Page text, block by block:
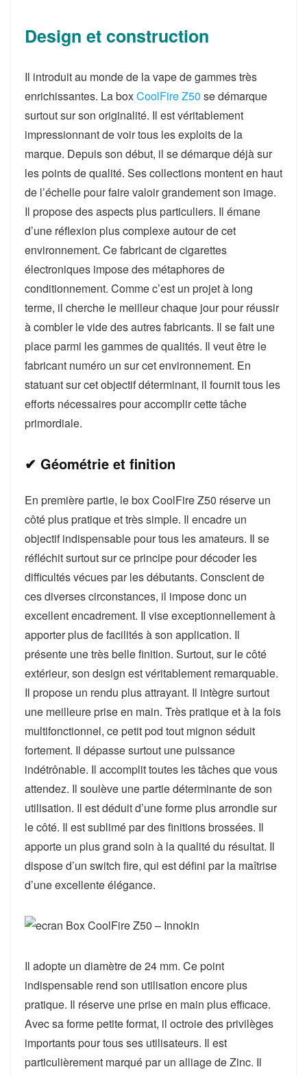
Design et construction
Il introduit au monde de la vape de gammes très
enrichissantes. La boxCoolFire Z50 se démarque
surtout sur son originalité. Il est véritablement
impressionnant de voir tous les exploits de la
marque. Depuis son début, il se démarque déjà sur
les points de qualité. Ses collections montent en haut
de l’échelle pour faire valoir grandement son image.
Il propose des aspects plus particuliers. Il émane
d’une réflexion plus complexe autour de cet
environnement. Ce fabricant de cigarettes
électroniques impose des métaphores de
conditionnement. Comme c’est un projet à long
terme, il cherche le meilleur chaque jour pour réussir
à combler le vide des autres fabricants. Il se fait une
place parmi les gammes de qualités. Il veut être le
fabricant numéro un sur cet environnement. En
statuant sur cet objectif déterminant, il fournit tous les
efforts nécessaires pour accomplir cette tâche
primordiale.
✔ Géométrie et finition
En première partie, le box CoolFire Z50 réserve un
côté plus pratique et très simple. Il encadre un
objectif indispensable pour tous les amateurs. Il se
réfléchit surtout sur ce principe pour décoder les
difficultés vécues par les débutants. Conscient de
ces diverses circonstances, il impose donc un
excellent encadrement. Il vise exceptionnellement à
apporter plus de facilités à son application. Il
présente une très belle finition. Surtout, sur le côté
extérieur, son design est véritablement remarquable.
Il propose un rendu plus attrayant. Il intègre surtout
une meilleure prise en main. Très pratique et à la fois
multifonctionnel, ce petit pod tout mignon séduit
fortement. Il dépasse surtout une puissance
indétrônable. Il accomplit toutes les tâches que vous
attendez. Il soulève une partie déterminante de son
utilisation. Il est déduit d’une forme plus arrondie sur
le côté. Il est sublimé par des finitions brossées. Il
apporte un plus grand soin à la qualité du résultat. Il
dispose d’un switch fire, qui est défini par la maîtrise
d’une excellente élégance.
Il adopte un diamètre de 24 mm. Ce point
indispensable rend son utilisation encore plus
pratique. Il réserve une prise en main plus efficace.
Avec sa forme petite format, il octroie des privilèges
importants pour tous ses utilisateurs. Il est
particulièrement marqué par un alliage de Zinc. Il